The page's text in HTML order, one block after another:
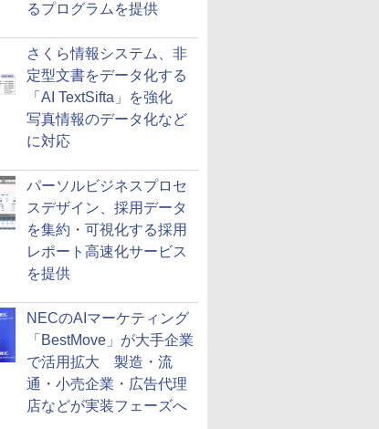
るプログラムを提供
さくら情報システム、非
定型文書をデータ化する
「AI TextSifta」を強化
写真情報のデータ化など
に対応
パーソルビジネスプロセ
スデザイン、採用データ
を集約・可視化する採用
レポート高速化サービス
を提供
NECのAIマーケティング
「BestMove」が大手企業
で活用拡大 製造・流
通・小売企業・広告代理
店などが実装フェーズへ